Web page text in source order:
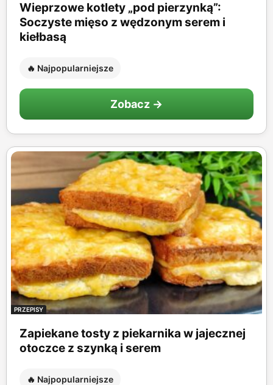
Wieprzowe kotlety „pod pierzynką”:
Soczyste mięso z wędzonym serem i
kiełbasą
🔥 Najpopularniejsze
Zobacz →
PRZEPISY
Zapiekane tosty z piekarnika w jajecznej
otoczce z szynką i serem
🔥 Najpopularniejsze